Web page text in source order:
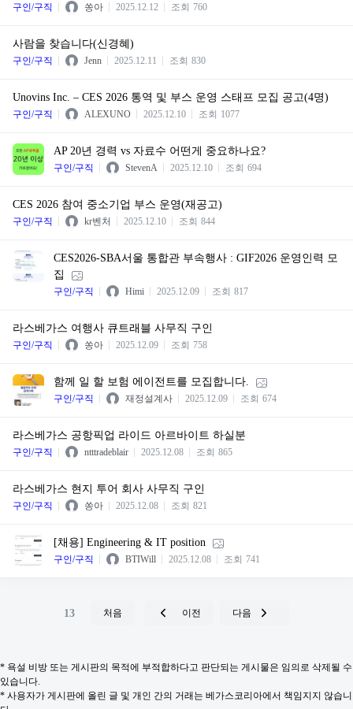
구인/구직 쏭아 2025.12.12 조회 760
사람을 찾습니다(신경혜)
구인/구직 Jenn 2025.12.11 조회 830
Unovins Inc. – CES 2026 통역 및 부스 운영 스태프 모집 공고(4명)
구인/구직 ALEXUNO 2025.12.10 조회 1077
AP 20년 경력 vs 자료수 어떤게 중요하나요?
구인/구직 StevenA 2025.12.10 조회 694
CES 2026 참여 중소기업 부스 운영(재공고)
구인/구직 kr벤처 2025.12.10 조회 844
CES2026-SBA서울 통합관 부속행사 : GIF2026 운영인력 모
집
구인/구직 Himi 2025.12.09 조회 817
라스베가스 여행사 큐트래블 사무직 구인
구인/구직 쏭아 2025.12.09 조회 758
함께 일 할 보험 에이전트를 모집합니다.
구인/구직 재정설계사 2025.12.09 조회 674
라스베가스 공항픽업 라이드 아르바이트 하실분
구인/구직 ntttradeblair 2025.12.08 조회 865
라스베가스 현지 투어 회사 사무직 구인
구인/구직 쏭아 2025.12.08 조회 821
[채용] Engineering & IT position
구인/구직 BTIWill 2025.12.08 조회 741
13 처음 이전 다음
* 욕설 비방 또는 게시판의 목적에 부적합하다고 판단되는 게시물은 임의로 삭제될 수
있습니다.
* 사용자가 게시판에 올린 글 및 개인 간의 거래는 베가스코리아에서 책임지지 않습니